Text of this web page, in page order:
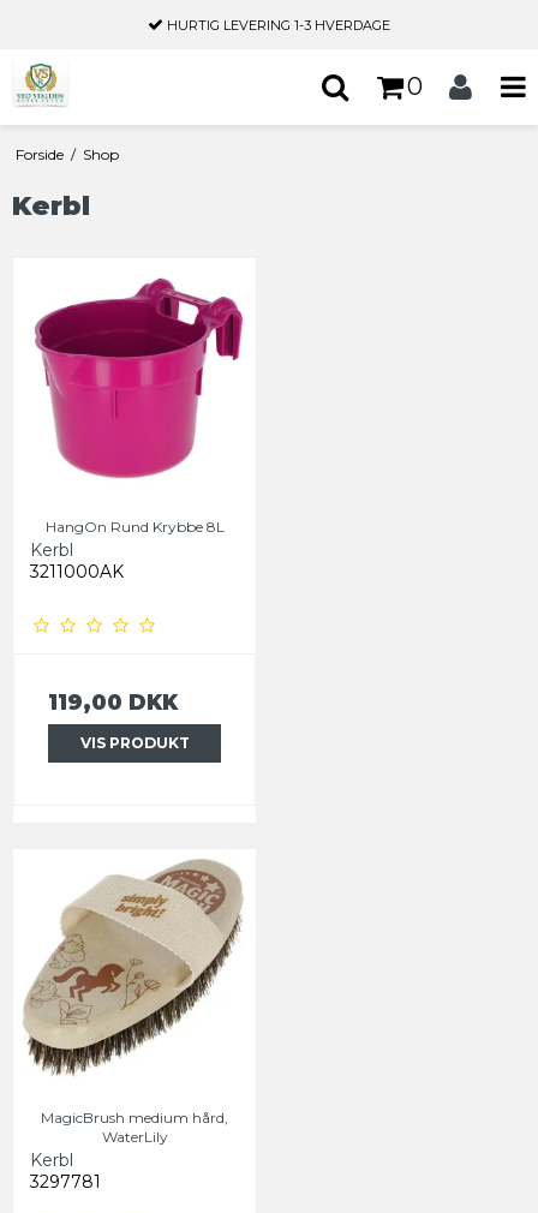
HURTIG LEVERING 1-3 HVERDAGE
0
Forside / Shop
Kerbl
HangOn Rund Krybbe 8L
Kerbl
3211000AK
119,00 DKK
VIS PRODUKT
MagicBrush medium hård,
WaterLily
Kerbl
3297781